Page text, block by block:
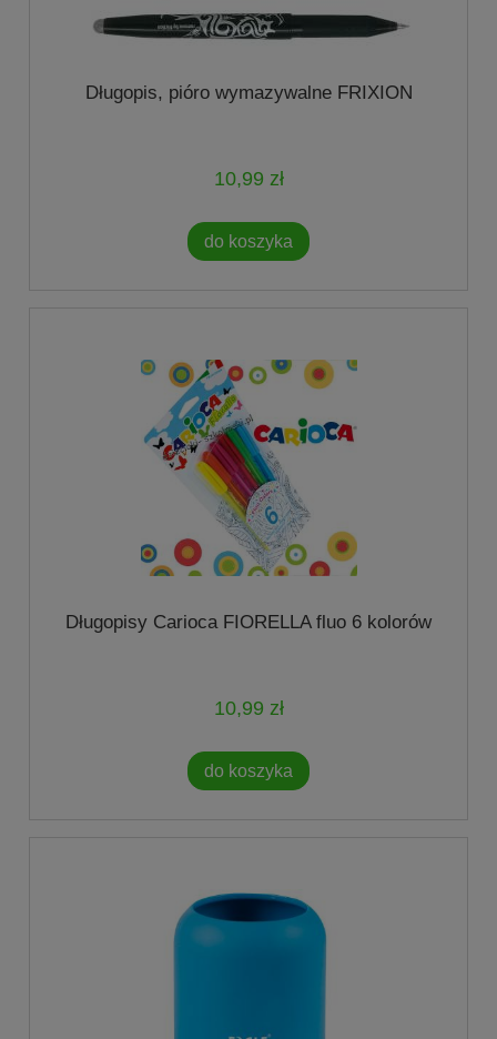
Długopis, pióro wymazywalne FRIXION
10,99 zł
do koszyka
Długopisy Carioca FIORELLA fluo 6 kolorów
10,99 zł
do koszyka